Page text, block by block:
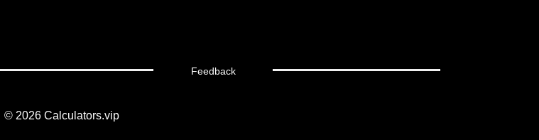
Feedback
© 2026 Calculators.vip